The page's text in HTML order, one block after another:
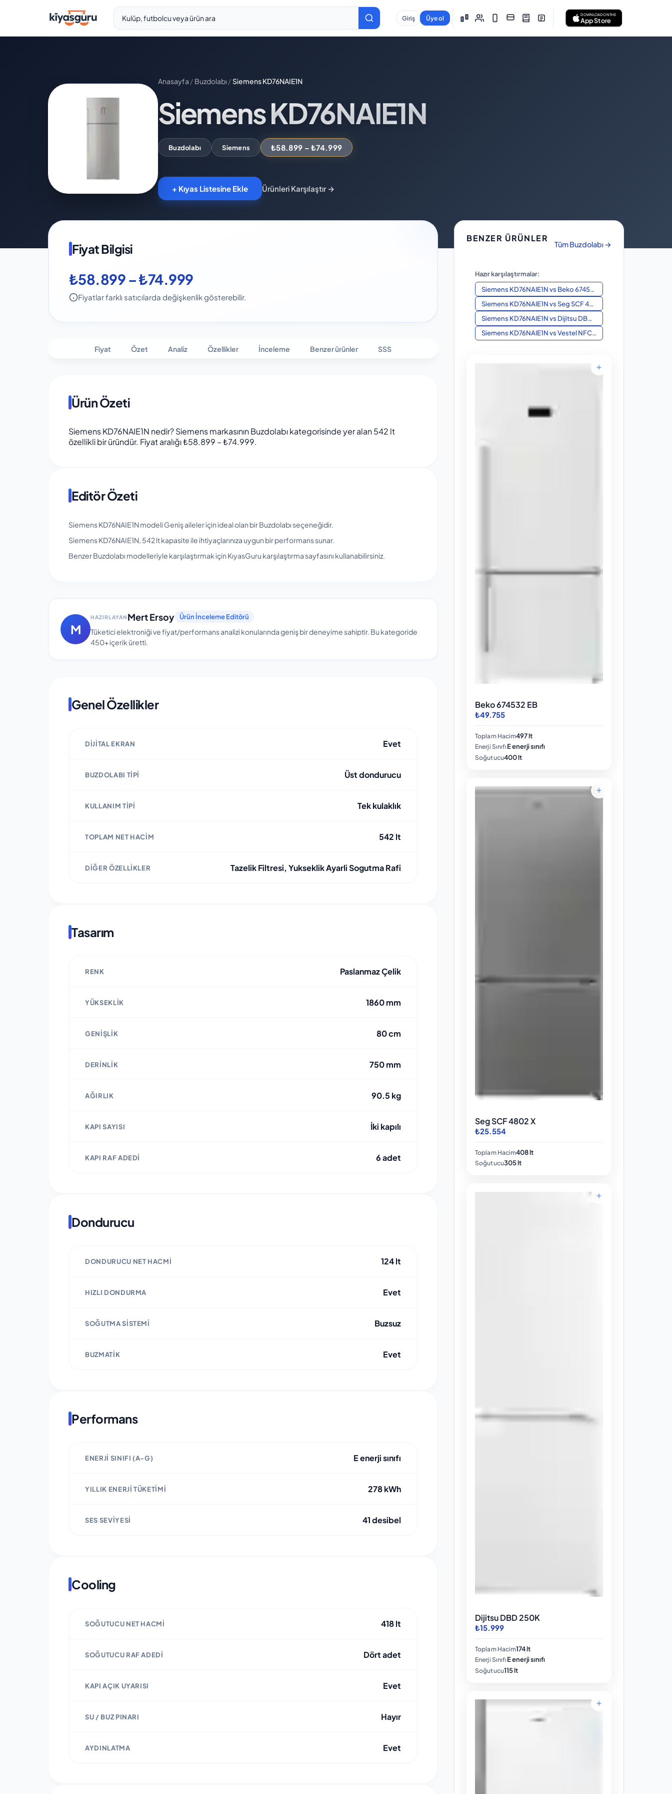
Giriş Üye ol DOWNLOAD ON THE
App Store
Anasayfa / Buzdolabı /Siemens KD76NAIE1N
Siemens KD76NAIE1N
Buzdolabı Siemens ₺58.899 – ₺74.999
+ Kıyas Listesine Ekle Ürünleri Karşılaştır→
Fiyat Bilgisi
₺58.899 – ₺74.999
Fiyatlar farklı satıcılarda değişkenlik gösterebilir.
Fiyat Özet Analiz Özellikler İnceleme Benzer ürünler SSS
Ürün Özeti
Siemens KD76NAIE1N nedir? Siemens markasının Buzdolabı kategorisinde yer alan 542 lt
özellikli bir üründür. Fiyat aralığı ₺58.899 – ₺74.999.
Editör Özeti
Siemens KD76NAIE1N modeli Geniş aileler için ideal olan bir Buzdolabı seçeneğidir.
Siemens KD76NAIE1N, 542 lt kapasite ile ihtiyaçlarınıza uygun bir performans sunar.
Benzer Buzdolabı modelleriyle karşılaştırmak için KıyasGuru karşılaştırma sayfasını kullanabilirsiniz.
M
HAZIRLAYAN Mert Ersoy Ürün İnceleme Editörü
Tüketici elektroniği ve fiyat/performans analizi konularında geniş bir deneyime sahiptir. Bu kategoride
450+içerik üretti.
Genel Özellikler
DIJITAL EKRAN Evet
BUZDOLABI TIPI Üst dondurucu
KULLANIM TIPI Tek kulaklık
TOPLAM NET HACIM 542 lt
DIĞER ÖZELLIKLER Tazelik Filtresi, Yukseklik Ayarli Sogutma Rafi
Tasarım
RENK Paslanmaz Çelik
YÜKSEKLIK 1860 mm
GENIŞLIK 80 cm
DERINLIK 750 mm
AĞIRLIK 90.5 kg
KAPI SAYISI İki kapılı
KAPI RAF ADEDI 6 adet
Dondurucu
DONDURUCU NET HACMI 124 lt
HIZLI DONDURMA Evet
SOĞUTMA SISTEMI Buzsuz
BUZMATIK Evet
Performans
ENERJI SINIFI (A-G) E enerji sınıfı
YILLIK ENERJI TÜKETIMI 278 kWh
SES SEVIYESI 41 desibel
Cooling
SOĞUTUCU NET HACMI 418 lt
SOĞUTUCU RAF ADEDI Dört adet
KAPI AÇIK UYARISI Evet
SU / BUZ PINARI Hayır
AYDINLATMA Evet
BENZER ÜRÜNLER
Tüm Buzdolabı →
Hazır karşılaştırmalar:
Siemens KD76NAIE1Nvs Beko 674532 EB
Siemens KD76NAIE1NvsSeg SCF 4802 X
Siemens KD76NAIE1Nvs Dijitsu DBD 250K
Siemens KD76NAIE1NvsVestel NFC510G
Beko 674532 EB
₺49.755
Toplam Hacim497 lt
Enerji Sınıfı E enerji sınıfı
Soğutucu400 lt
Seg SCF 4802 X
₺25.554
Toplam Hacim408 lt
Soğutucu305 lt
Dijitsu DBD 250K
₺15.999
Toplam Hacim174 lt
Enerji Sınıfı E enerji sınıfı
Soğutucu115 lt